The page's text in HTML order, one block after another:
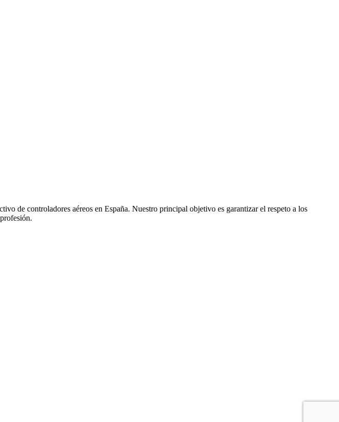
de controladores aéreos en España. Nuestro principal objetivo es garantizar el respeto a los